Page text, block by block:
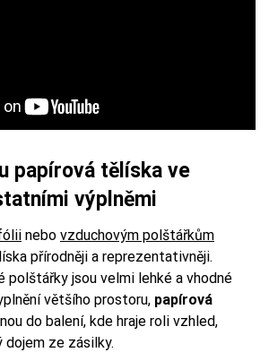
papírová tělíska ve
výplněmi
nebo vzduchovým polštářkům
přírodněji a reprezentativněji.
polštářky jsou velmi lehké a vhodné
většího prostoru, papírová
do balení, kde hraje roli vzhled,
dojem ze zásilky.